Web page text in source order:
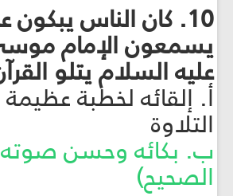
10. كان الناس يبكون
يسمعون الإمام
عليه السلام يتلو
أ. إلقائه لخطبة عظيمة
التلاوة
ب. بكائه وحسن صوته
الصحيح)